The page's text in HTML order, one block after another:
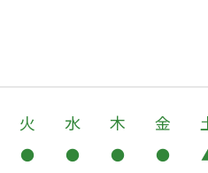
火 水 木 金
● ● ● ●